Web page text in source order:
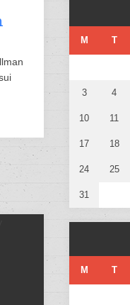
M T
3 4
10 11
17 18
24 25
31
M T